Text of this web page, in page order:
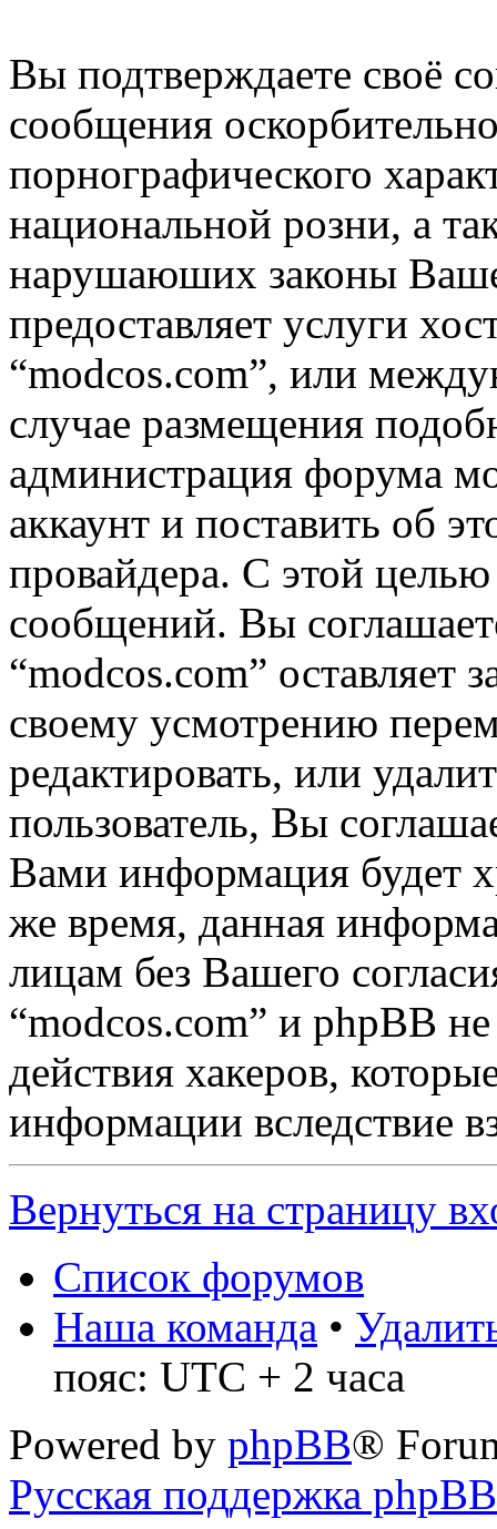
Вы подтверждаете своё
сообщения
порнографического
национальной розни, а
нарушаюших законы
предоставляет услуги
“modcos.com”, или
случае размещения
администрация форума
аккаунт и поставить об
провайдера. С этой
сообщений. Вы
“modcos.com” оставляет
своему усмотрению
редактировать, или
пользователь, Вы
Вами информация будет
же время, данная
лицам без Вашего
“modcos.com” и phpBB не
действия хакеров,
информации вследствие
Вернуться на страницу
Список форумов
Наша команда •
пояс: UTC + 2 часа
Powered by phpBB®
Русская поддержка phpBB